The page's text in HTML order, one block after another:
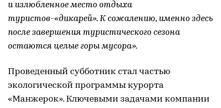
и излюбленное место отдыха
туристов-«дикарей». К сожалению, именно здесь
после завершения туристического сезона
остаются целые горы мусора».
Проведенный субботник стал частью
экологической программы курорта
«Манжерок». Ключевыми задачами компании